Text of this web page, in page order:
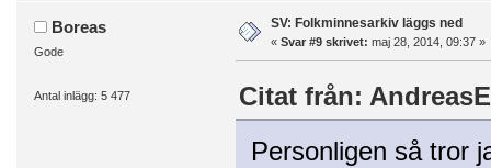
Boreas
Gode
Antal inlägg: 5 477
SV: Folkminnesarkiv läggs ned
« Svar #9 skrivet: maj 28, 2014, 09:37 »
Citat från:
Personligen så tror